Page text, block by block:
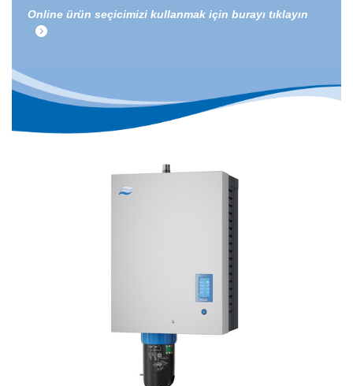
Online ürün seçicimizi kullanmak için burayı tıklayın